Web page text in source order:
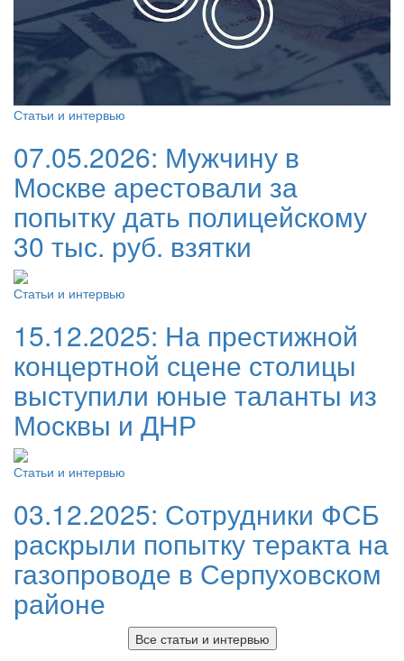
Статьи и интервью
07.05.2026: Мужчину в
Москве арестовали за
попытку дать полицейскому
30 тыс. руб. взятки
Статьи и интервью
15.12.2025: На престижной
концертной сцене столицы
выступили юные таланты из
Москвы и ДНР
Статьи и интервью
03.12.2025: Сотрудники ФСБ
раскрыли попытку теракта на
газопроводе в Серпуховском
районе
Все статьи и интервью